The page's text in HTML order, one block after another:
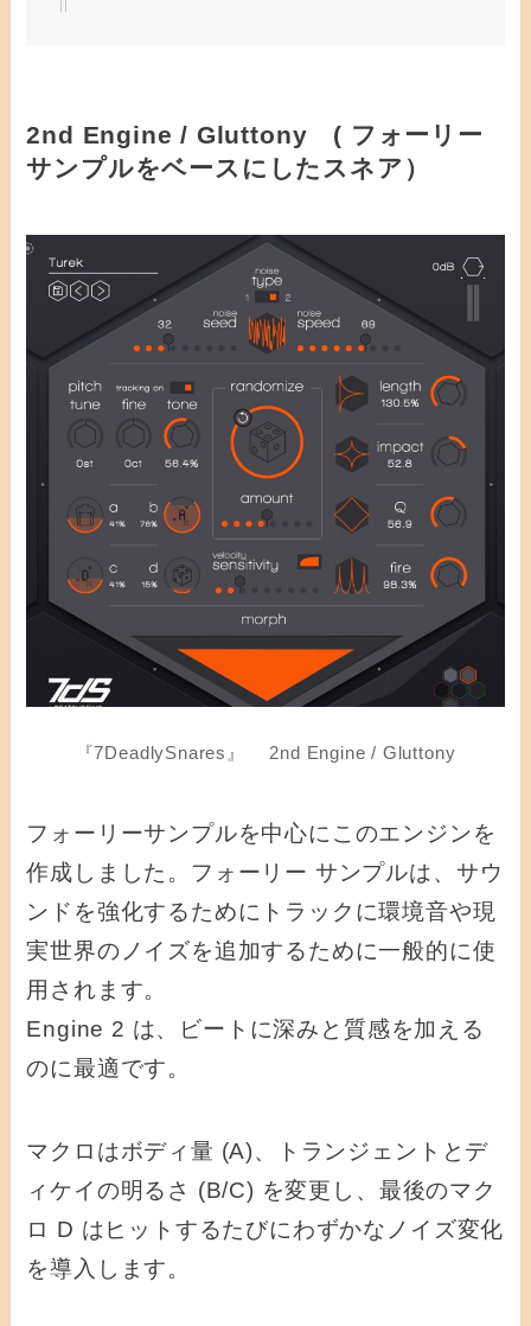
2nd Engine / Gluttony ( フォーリー
サンプルをベースにしたスネア）
『7DeadlySnares』 2nd Engine / Gluttony
フォーリーサンプルを中心にこのエンジンを
作成しました。フォーリー サンプルは、サウ
ンドを強化するためにトラックに環境音や現
実世界のノイズを追加するために一般的に使
用されます。
Engine 2 は、ビートに深みと質感を加える
のに最適です。
マクロはボディ量 (A)、トランジェントとデ
ィケイの明るさ (B/C) を変更し、最後のマク
ロ D はヒットするたびにわずかなノイズ変化
を導入します。